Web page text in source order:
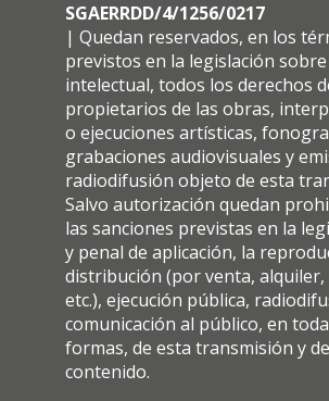
SGAERRDD/4/1256/0217
| Quedan reservados, en los
previstos en la legislación
intelectual, todos los derechos
propietarios de las obras,
o ejecuciones artísticas,
grabaciones audiovisuales y
radiodifusión objeto de esta
Salvo autorización quedan
las sanciones previstas en la
y penal de aplicación, la
distribución (por venta,
etc.), ejecución pública,
comunicación al público, en
formas, de esta transmisión y
contenido.